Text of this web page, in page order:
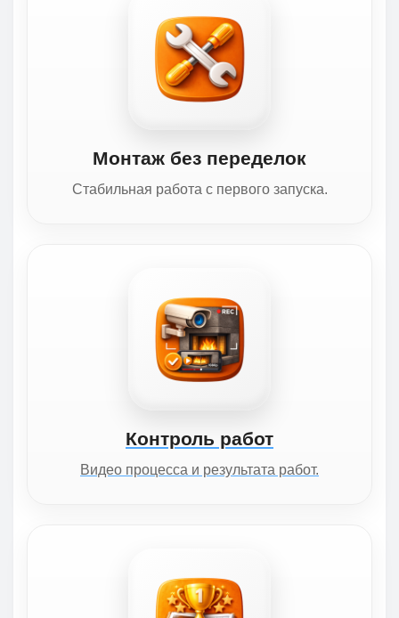
Монтаж без переделок
Стабильная работа с первого запуска.
Контроль работ
Видео процесса и результата работ.